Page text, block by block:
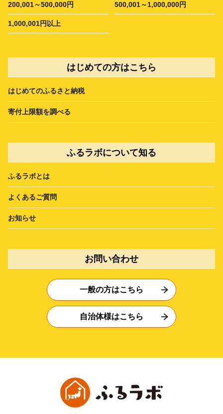
200,001～500,000円 500,001～1,000,000円
1,000,001円以上
はじめての方はこちら
はじめてのふるさと納税
寄付上限額を調べる
ふるラボについて知る
ふるラボとは
よくあるご質問
お知らせ
お問い合わせ
一般の方はこちら
自治体様はこちら